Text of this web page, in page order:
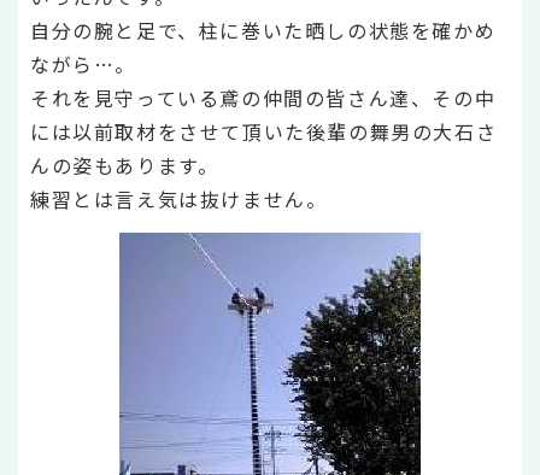
自分の腕と足で、柱に巻いた晒しの状態を確かめ
ながら…。
それを見守っている鳶の仲間の皆さん達、その中
には以前取材をさせて頂いた後輩の舞男の大石さ
んの姿もあります。
練習とは言え気は抜けません。